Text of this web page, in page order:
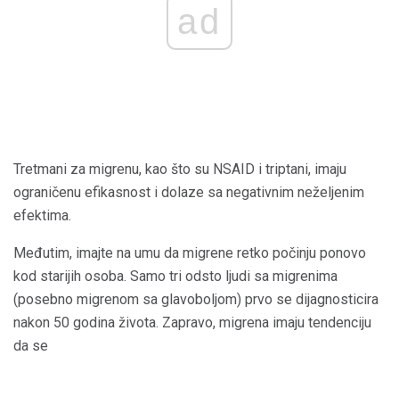
ad
Tretmani za migrenu, kao što su NSAID i triptani, imaju
ograničenu efikasnost i dolaze sa negativnim neželjenim
efektima.
Međutim, imajte na umu da migrene retko počinju ponovo
kod starijih osoba. Samo tri odsto ljudi sa migrenima
(posebno migrenom sa glavoboljom) prvo se dijagnosticira
nakon 50 godina života. Zapravo, migrena imaju tendenciju
da se